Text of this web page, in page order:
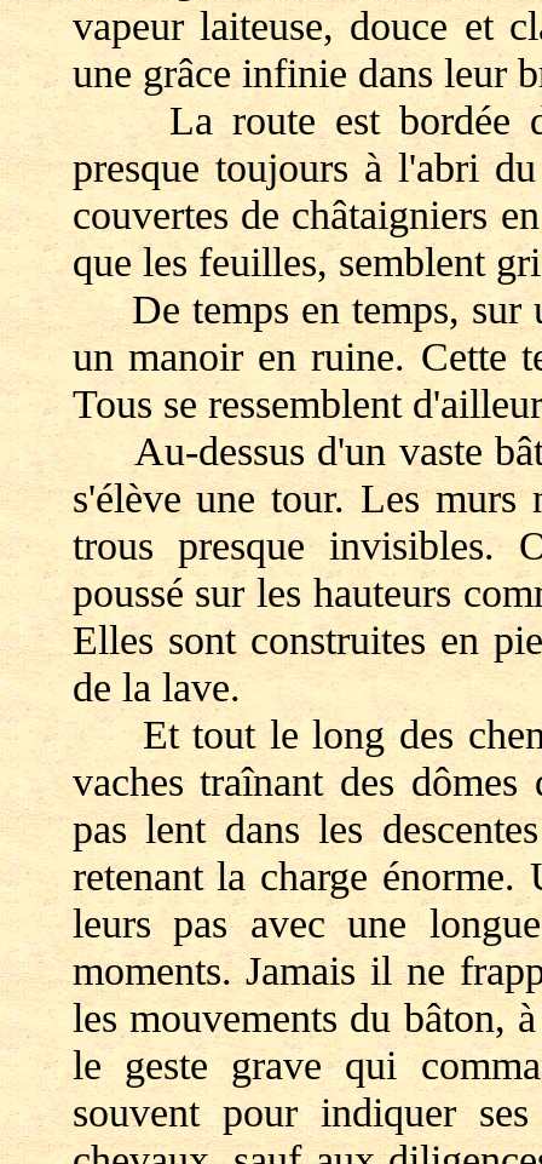
vapeur laiteuse, douce et
une grâce infinie dans leur
La route est bordée
presque toujours à l'abri
couvertes de châtaigniers
que les feuilles, semblent
De temps en temps, sur
un manoir en ruine. Cette
Tous se ressemblent
Au-dessus d'un vaste
s'élève une tour. Les murs
trous presque invisibles.
poussé sur les hauteurs
Elles sont construites en
de la lave.
Et tout le long des
vaches traînant des
pas lent dans les
retenant la charge
leurs pas avec une
moments. Jamais il ne
les mouvements du bâton,
le geste grave qui
souvent pour indiquer